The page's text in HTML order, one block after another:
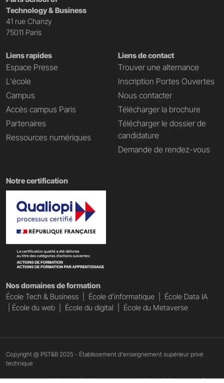
Technology & Business
41 rue Chanzy
75011 Paris
Liens rapides
Espace Presse
L'école
Campus
Accès campus Paris
Partenaires
Ressources numériques
Liens de contact
Trouver une alternance
Inscription Portes Ouvertes
Nous contacter
Télécharger la brochure
Télécharger le dossier de
candidature
Demande de rendez-vous
Notre certification
Nos domaines de formation
École Tech & Business
École d'informatique
École Data IA
École du web École du digital École du Metaverse
Copyright @ PST&B 2025 - Établissement d'enseignement supérieur privé
technique
Mentions légales Accessibilité : non conforme